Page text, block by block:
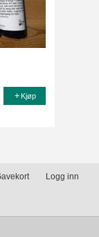
Kjøp
Logg inn